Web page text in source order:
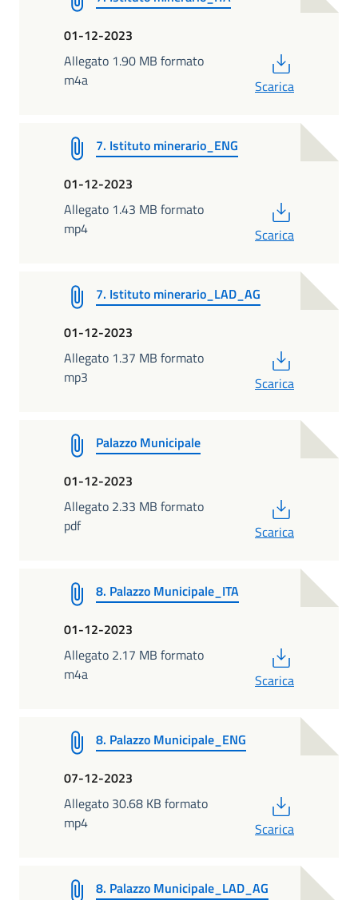
01-12-2023
Allegato 1.90 MB formato
m4a
Scarica
7. Istituto minerario_ENG
01-12-2023
Allegato 1.43 MB formato
mp4
Scarica
7. Istituto minerario_LAD_AG
01-12-2023
Allegato 1.37 MB formato
mp3
Scarica
Palazzo Municipale
01-12-2023
Allegato 2.33 MB formato
pdf
Scarica
8. Palazzo Municipale_ITA
01-12-2023
Allegato 2.17 MB formato
m4a
Scarica
8. Palazzo Municipale_ENG
07-12-2023
Allegato 30.68 KB formato
mp4
Scarica
8. Palazzo Municipale_LAD_AG